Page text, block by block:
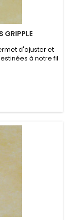
GRIPPLE
d'ajuster et
à notre fil